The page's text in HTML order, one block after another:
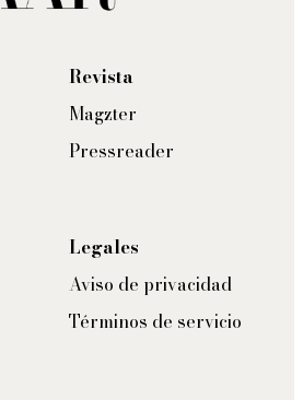
Revista
Magzter
Pressreader
Legales
Aviso de privacidad
Términos de servicio